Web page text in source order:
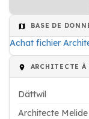
BASE DE
Achat fichier
ARCHITECTE
Dättwil
Architecte Melide